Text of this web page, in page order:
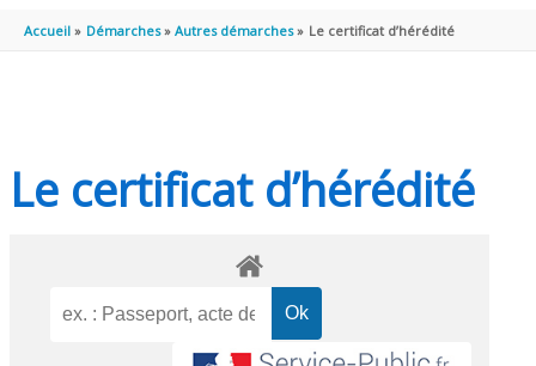
PRINCIPAL
Accueil Démarches Autres démarches Le certificat d’hérédité
Le certificat d’hérédité